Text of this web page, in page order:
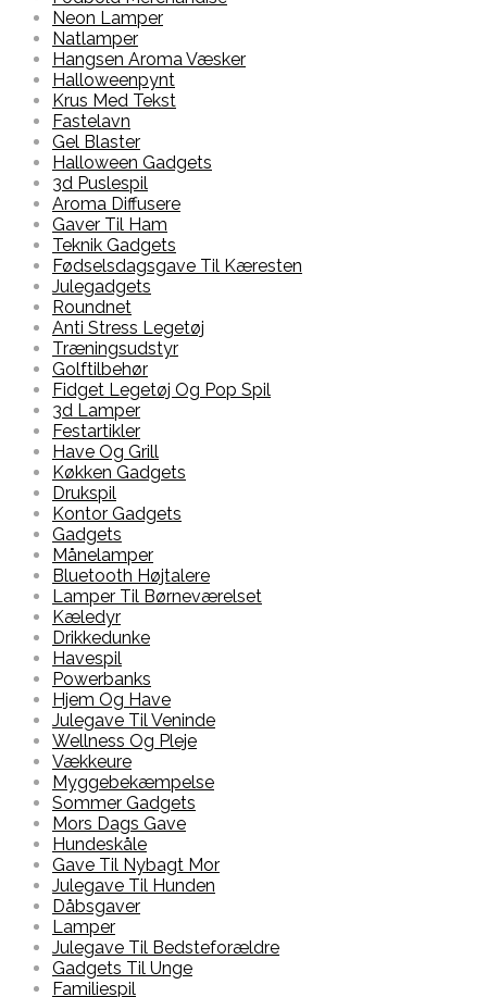
Neon Lamper
Natlamper
Hangsen Aroma Væsker
Halloweenpynt
Krus Med Tekst
Fastelavn
Gel Blaster
Halloween Gadgets
3d Puslespil
Aroma Diffusere
Gaver Til Ham
Teknik Gadgets
Fødselsdagsgave Til Kæresten
Julegadgets
Roundnet
Anti Stress Legetøj
Træningsudstyr
Golftilbehør
Fidget Legetøj Og Pop Spil
3d Lamper
Festartikler
Have Og Grill
Køkken Gadgets
Drukspil
Kontor Gadgets
Gadgets
Månelamper
Bluetooth Højtalere
Lamper Til Børneværelset
Kæledyr
Drikkedunke
Havespil
Powerbanks
Hjem Og Have
Julegave Til Veninde
Wellness Og Pleje
Vækkeure
Myggebekæmpelse
Sommer Gadgets
Mors Dags Gave
Hundeskåle
Gave Til Nybagt Mor
Julegave Til Hunden
Dåbsgaver
Lamper
Julegave Til Bedsteforældre
Gadgets Til Unge
Familiespil